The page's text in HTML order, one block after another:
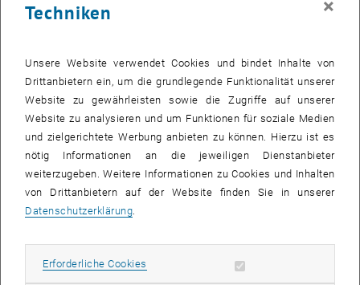
Die Teilnahme ist kostenlos!
university.eu/wien
EntscheiderInnen der Zukunft
Den SchülerInnen wird in dieser Woche Gestaltungskompetenz
vermittelt. Im Mittelpunkt stehen die ungelösten Probleme unserer
Zeit – eigene Problemlösungen zu Klimaschutz und
Energieversorgung werden angeregt. Am Ende wird abgestimmt;
das schafft Bewusstsein für demokratische
Entscheidungsprozesse und soll den Transfer des Erlebten in den
der TU Wien: "Ziel ist die Bewusstseinsbildung junger Menschen für
Techniken
×
Unsere Website verwendet Cookies und bindet Inhalte von
Drittanbietern ein, um die grundlegende Funktionalität unserer
Website zu gewährleisten sowie die Zugriffe auf unserer
Website zu analysieren und um Funktionen für soziale Medien
und zielgerichtete Werbung anbieten zu können. Hierzu ist es
nötig Informationen an die jeweiligen Dienstanbieter
weiterzugeben. Weitere Informationen zu Cookies und Inhalten
von Drittanbietern auf der Website finden Sie in unserer
Datenschutzerklärung
Erforderliche Cookies Erforderliche Cookies zulassen